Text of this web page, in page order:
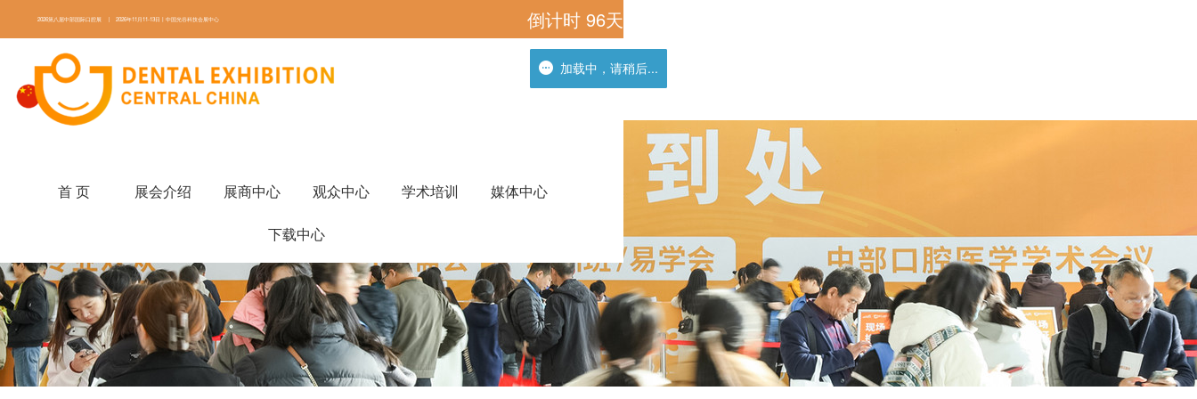
2026第八届中部国际口腔展 | 2026年11月11-13日丨中国光谷科技会展中心 倒计时 96天
首 页 展会介绍 展商中心 观众中心 学术培训 媒体中心
下载中心
加载中，请稍后...
加载中，请稍后...